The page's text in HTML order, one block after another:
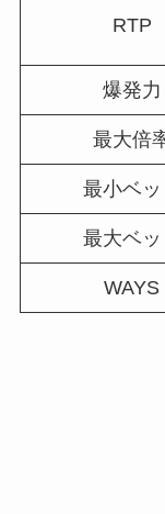
RTP
爆発力
最大倍
最小ベッ
最大ベッ
WAYS